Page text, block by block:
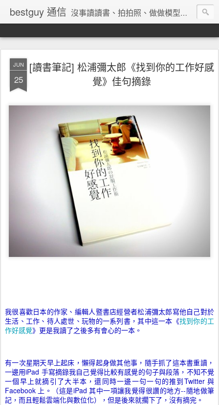
bestguy 通信 沒事讀讀書、拍拍照、做做模型、收集玩具與老相機的網路業老兵
JUN
25
[讀書筆記] 松浦彌太郎《找到你的工作好感
覺》佳句摘錄
我很喜歡日本的作家、編輯人暨書店經營者松浦彌太郎寫他自己對於
生活、工作、待人處世、玩物的一系列書，其中這一本《找到你的工
作好感覺》更是我讀了之後多有會心的一本。
有一次星期天早上起床，懶得起身做其他事，隨手抓了這本書重讀，
一邊用iPad 手寫摘錄我自己覺得比較有感覺的句子與段落，不知不覺
一個早上就摘引了大半本，還同時一邊一句一句的推到Twitter 與
Facebook 上。（這是iPad 其中一項讓我覺得很讚的地方--隨地做筆
記，而且輕鬆雲端化與數位化），但是後來就擱下了，沒有摘完。